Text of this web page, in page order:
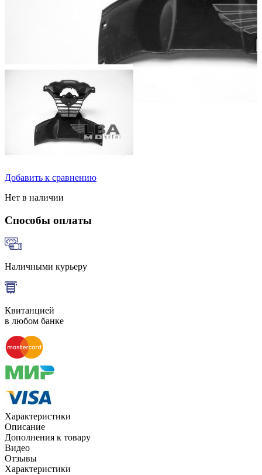
Добавить к сравнению
Нет в наличии
Способы оплаты
Наличными курьеру
Квитанцией
в любом банке
Характеристики
Описание
Дополнения к товару
Видео
Отзывы
Характеристики